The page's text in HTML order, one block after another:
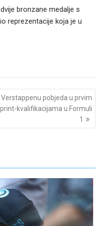
bronzane medalje s
reprezentacije koja je u
Verstappenu pobjeda u prvim
kvalifikacijama u Formuli
1